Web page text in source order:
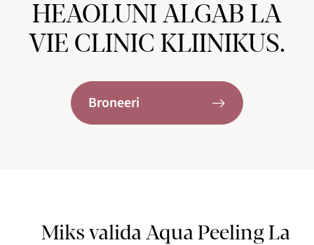
HEAOLUNI ALGAB LA
VIE CLINIC KLIINIKUS.
Broneeri
Miks valida Aqua Peeling La